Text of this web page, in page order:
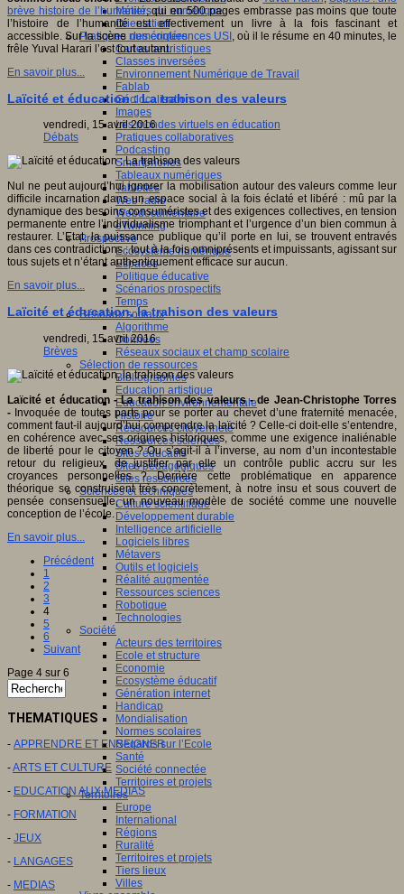
Métiers du numérique
Orientation
Pratiques numériques
Cartes heuristiques
Classes inversées
Environnement Numérique de Travail
Fablab
Géolocalisation
Images
Les mondes virtuels en éducation
Pratiques collaboratives
Podcasting
Smartphones
Tableaux numériques
Tablettes
Web radio
Webdocumentaire
eTwinning
Prospective
Ecosystème numérique
Espaces
Politique éducative
Scénarios prospectifs
Temps
Réseaux sociaux
Algorithme
Données
Réseaux sociaux et champ scolaire
Sélection de ressources
Bibliographies
Education artistique
Education environnementale
Histoire
Ressources citoyenneté
Ressources sciences
Sites éducatifs
Sites pédagogiques
Sites ressources
Sciences et techniques
Culture scientifique
Développement durable
Intelligence artificielle
Logiciels libres
Métavers
Outils et logiciels
Réalité augmentée
Ressources sciences
Robotique
Technologies
Société
Acteurs des territoires
Ecole et structure
Economie
Ecosystème éducatif
Génération internet
Handicap
Mondialisation
Normes scolaires
Regards sur l’Ecole
Santé
Société connectée
Territoires et projets
Territoires
Europe
International
Régions
Ruralité
Territoires et projets
Tiers lieux
Villes
brève histoire de l’humanité, qui en 500 pages embrasse pas moins que toute
l’histoire de l’humanité est effectivement un livre à la fois fascinant et
accessible. Sur la scènedes conférences USI , où il le résume en 40 minutes, le
frêle Yuval Harari l’est tout autant.
En savoir plus...
Laïcité et éducation : La trahison des valeurs
vendredi, 15 avril 2016
Débats
Nul ne peut aujourd’hui ignorer la mobilisation autour des valeurs comme leur
difficile incarnation dans un espace social à la fois éclaté et libéré : mû par la
dynamique des besoins consuméristes et des exigences collectives, en tension
permanente entre l’individualisme triomphant et l’urgence d’un bien commun à
restaurer. L’Etat, la puissance publique qu’il porte en lui, se trouvent entravés
dans ces contradictions : tout à la fois omniprésents et impuissants, agissant sur
tous sujets et n’étant authentiquement efficace sur aucun.
En savoir plus...
Laïcité et éducation, la trahison des valeurs
vendredi, 15 avril 2016
Brèves
Laïcité et éducation - La trahison des valeurs - de Jean-Christophe Torres
- Invoquée de toutes parts pour se porter au chevet d’une fraternité menacée,
comment faut-il aujourd’hui comprendre la laïcité ? Celle-ci doit-elle s’entendre,
en cohérence avec ses origines historiques, comme une exigence inaliénable
de liberté pour le citoyen ? Ou s’agit-il à l’inverse, au nom d’un incontestable
retour du religieux, de justifier par elle un contrôle public accru sur les
croyances personnelles ? Derrière cette problématique en apparence
théorique se construisent très concrètement, à notre insu et sous couvert de
pensée consensuelle, un nouveau modèle de société comme une nouvelle
conception de l’école.
En savoir plus...
Précédent
1
2
3
4
5
6
Suivant
Page 4 sur 6
THEMATIQUES
- APPRENDRE ET ENSEIGNER
-ARTS ET CULTURE
- EDUCATION AUX MEDIAS
- FORMATION
- JEUX
- LANGAGES
- MEDIAS